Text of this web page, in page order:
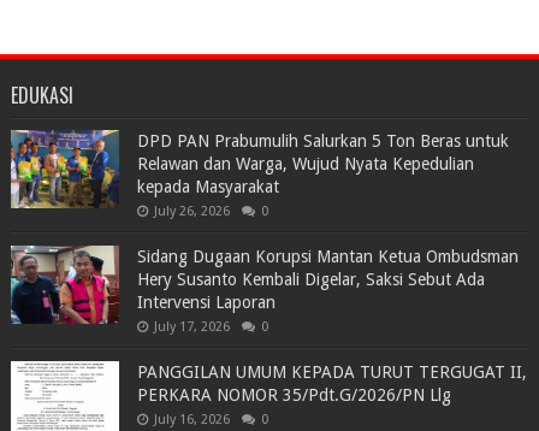
EDUKASI
DPD PAN Prabumulih Salurkan 5 Ton Beras untuk
Relawan dan Warga, Wujud Nyata Kepedulian
kepada Masyarakat
July 26, 2026 0
Sidang Dugaan Korupsi Mantan Ketua Ombudsman
Hery Susanto Kembali Digelar, Saksi Sebut Ada
Intervensi Laporan
July 17, 2026 0
PANGGILAN UMUM KEPADA TURUT TERGUGAT II,
PERKARA NOMOR 35/Pdt.G/2026/PN Llg
July 16, 2026 0